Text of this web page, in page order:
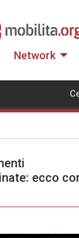
Network
ecco